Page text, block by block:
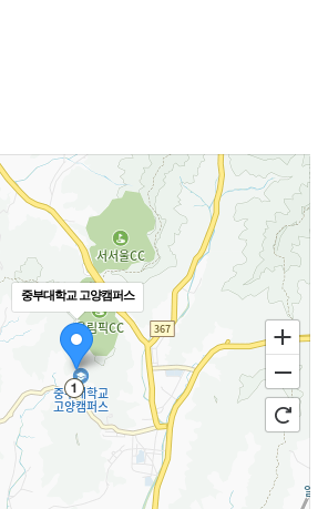
중부대학교 고양캠퍼스